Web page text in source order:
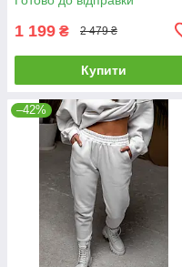
1 199 ₴ 2 479 ₴
Купити
–42%